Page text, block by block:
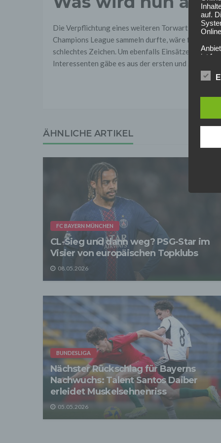
Die Verpflichtung eines weiteren Torwart-Talents,
Champions League sammeln durfte, wäre für das
schlechtes Zeichen. Um ebenfalls Einsätze zu
Interessenten gäbe es aus der ersten und zweiten
ÄHNLICHE ARTIKEL
FC BAYERN MÜNCHEN
CL-Sieg und dann weg? PSG-Star im
Visier von europäischen Topklubs
08.05.2026
BUNDESLIGA
Nächster Rückschlag für Bayerns
Nachwuchs: Talent Santos Daiber
erleidet Muskelsehnenriss
05.05.2026
auf.
ist
Für
Wir
Wir
der
3.
Die
- Die
- Die
Wir